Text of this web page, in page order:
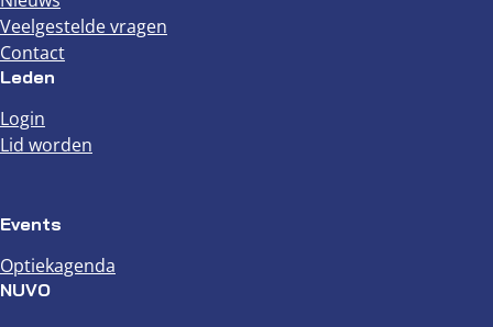
Veelgestelde vragen
Contact
Leden
Login
Lid worden
Events
Optiekagenda
NUVO